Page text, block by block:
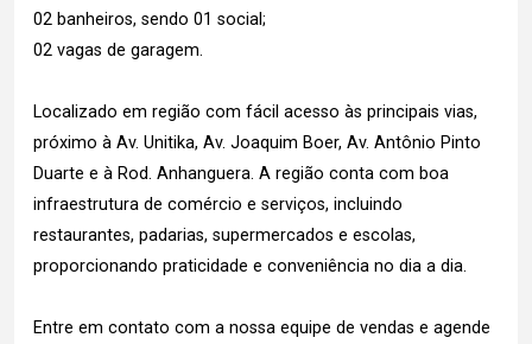
02 banheiros, sendo 01 social;
02 vagas de garagem.
Localizado em região com fácil acesso às principais vias,
próximo à Av. Unitika, Av. Joaquim Boer, Av. Antônio Pinto
Duarte e à Rod. Anhanguera. A região conta com boa
infraestrutura de comércio e serviços, incluindo
restaurantes, padarias, supermercados e escolas,
proporcionando praticidade e conveniência no dia a dia.
Entre em contato com a nossa equipe de vendas e agende